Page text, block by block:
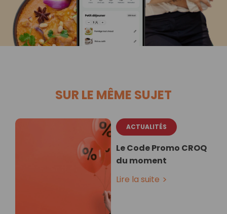
SUR LE MÊME SUJET
ACTUALITÉS
Le Code Promo CROQ
du moment
Lire la suite